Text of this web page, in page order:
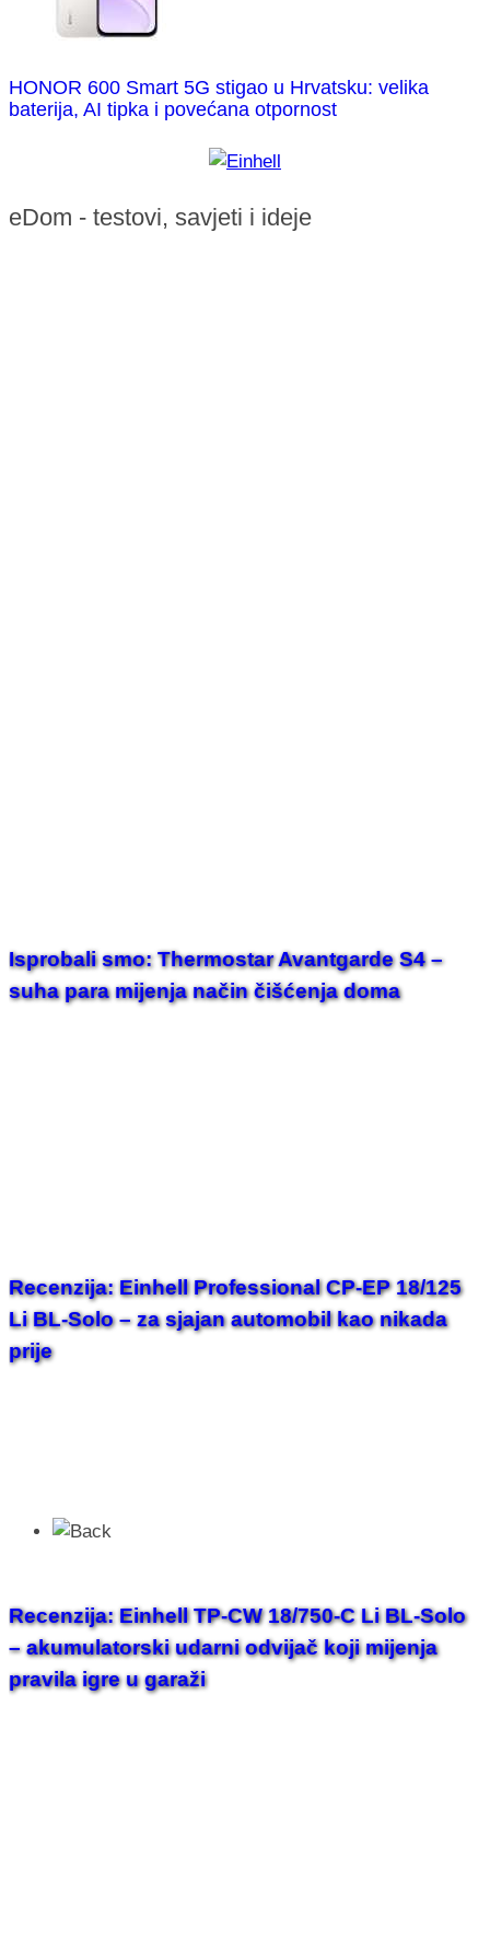
HONOR 600 Smart 5G stigao u Hrvatsku: velika
baterija, AI tipka i povećana otpornost
eDom - testovi, savjeti i ideje
Isprobali smo: Thermostar Avantgarde S4 –
suha para mijenja način čišćenja doma
Recenzija: Einhell Professional CP-EP 18/125
Li BL-Solo – za sjajan automobil kao nikada
prije
Recenzija: Einhell TP-CW 18/750-C Li BL-Solo
– akumulatorski udarni odvijač koji mijenja
pravila igre u garaži